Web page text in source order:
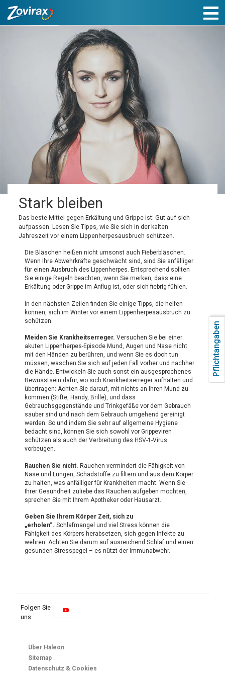
Stark bleiben
Das beste Mittel gegen Erkältung und Grippe ist: Gut auf sich
aufpassen. Lesen Sie Tipps, wie Sie sich in der kalten
Jahreszeit vor einem Lippenherpesausbruch schützen.
Die Bläschen heißen nicht umsonst auch Fieberbläschen.
Wenn Ihre Abwehrkräfte geschwächt sind, sind Sie anfälliger
für einen Ausbruch des Lippenherpes. Entsprechend sollten
Sie einige Regeln beachten, wenn Sie merken, dass eine
Erkältung oder Grippe im Anflug ist, oder sich fiebrig fühlen.
In den nächsten Zeilen finden Sie einige Tipps, die helfen
können, sich im Winter vor einem Lippenherpesausbruch zu
schützen.
Meiden Sie Krankheitserreger. Versuchen Sie bei einer
akuten Lippenherpes-Episode Mund, Augen und Nase nicht
mit den Händen zu berühren, und wenn Sie es doch tun
müssen, waschen Sie sich auf jeden Fall vorher und nachher
die Hände. Entwickeln Sie auch sonst ein ausgesprochenes
Bewusstsein dafür, wo sich Krankheitserreger aufhalten und
übertragen: Achten Sie darauf, mit nichts an Ihren Mund zu
kommen (Stifte, Handy, Brille), und dass
Gebrauchsgegenstände und Trinkgefäße vor dem Gebrauch
sauber sind und nach dem Gebrauch umgehend gereinigt
werden. So und indem Sie sehr auf allgemeine Hygiene
bedacht sind, können Sie sich sowohl vor Grippeviren
schützen als auch der Verbreitung des HSV-1-Virus
vorbeugen.
Rauchen Sie nicht. Rauchen vermindert die Fähigkeit von
Nase und Lungen, Schadstoffe zu filtern und aus dem Körper
zu halten, was anfälliger für Krankheiten macht. Wenn Sie
Ihrer Gesundheit zuliebe das Rauchen aufgeben möchten,
sprechen Sie mit Ihrem Apotheker oder Hausarzt.
Geben Sie Ihrem Körper Zeit, sich zu
„erholen“. Schlafmangel und viel Stress können die
Fähigkeit des Körpers herabsetzen, sich gegen Infekte zu
wehren. Achten Sie darum auf ausreichend Schlaf und einen
gesunden Stresspegel – es nützt der Immunabwehr.
Folgen Sie
uns:
Über Haleon
Sitemap
Datenschutz & Cookies
Pflichtangaben